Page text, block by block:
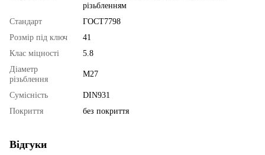
різьбленням
Стандарт
ГОСТ7798
Розмір під ключ
41
Клас міцності
5.8
Діаметр
різьблення
М27
Сумісність
DIN931
Покриття
без покриття
Відгуки